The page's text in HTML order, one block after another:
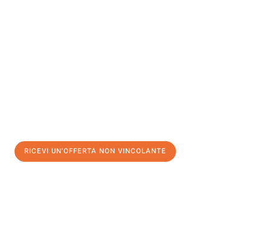
RICEVI UN'OFFERTA NON VINCOLANTE